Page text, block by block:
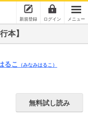
新規登録 ログイン メニュー
本】
るこ （みなみはるこ）
無料試し読み